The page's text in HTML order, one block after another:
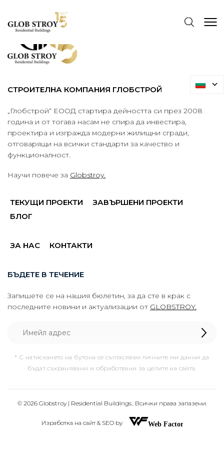
СТРОИТЕЛНА КОМПАНИЯ ГЛОБСТРОЙ
„Глобстрой“ ЕООД стартира дейността си през 2008
година и от тогава насам не спира да инвестира,
проектира и изгражда модерни жилищни сгради,
отговарящи на всички стандарти за качество и
функционалност.
Научи повече за Globstroy.
ТЕКУЩИ ПРОЕКТИ
ЗАВЪРШЕНИ ПРОЕКТИ
БЛОГ
ЗА НАС КОНТАКТИ
БЪДЕТЕ В ТЕЧЕНИЕ
Запишете се на нашия бюлетин, за да сте в крак с
последните новини и актуализации от GLOBSTROY.
* С натискането на бутона се съгласявам личните ми данни да
бъдат съхранявани и обработвани за целите на сайта.
© 2026 Globstroy | Residential Buildings.. Всички права запазени.
Изработка на сайт & SEO by